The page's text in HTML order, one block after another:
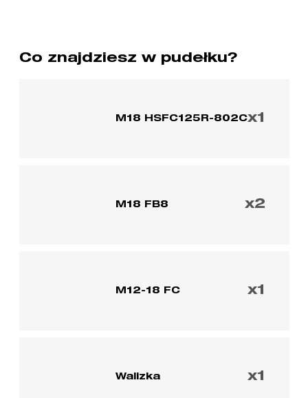
125
Co znajdziesz w pudełku?
M18 HSFC125R-802Cx1
M18 FB8 x2
M12-18 FC x1
Walizka x1